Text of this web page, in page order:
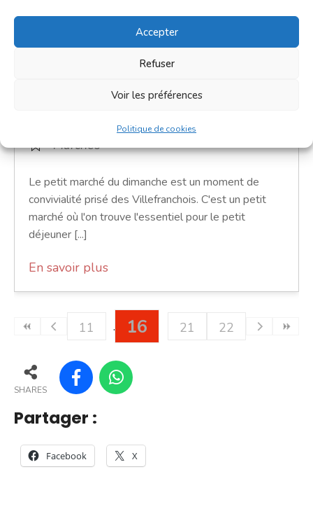
Accepter
Refuser
Voir les préférences
Politique de cookies
Petit marché du dimanche
9h00 - 12h00
Place de la République
Marchés
Le petit marché du dimanche est un moment de
convivialité prisé des Villefranchois. C'est un petit
marché où l'on trouve l'essentiel pour le petit
déjeuner [...]
En savoir plus
11 16 21 22
SHARES
Partager :
Facebook X